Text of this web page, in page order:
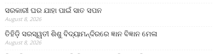
ସରକାରୀ ଘର ଯାହା ପାଇଁ ସାତ ସପନ
August 8, 2026
ତିହିଡି଼ ସରସ୍ୱତୀ ଶିଶୁ ବିଦ୍ୟାମନ୍ଦିରରେ ଜ୍ଞାନ ବିଜ୍ଞାନ ମେଳା
August 8, 2026